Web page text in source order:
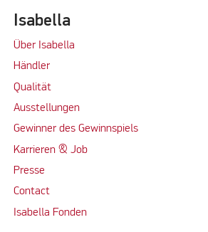
Isabella
Über Isabella
Händler
Qualität
Ausstellungen
Gewinner des Gewinnspiels
Karrieren & Job
Presse
Contact
Isabella Fonden